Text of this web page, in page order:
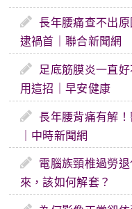
長年腰痛查不出
逮禍首｜聯合新聞網
足底筋膜炎一直
用這招｜早安健康
長年腰背痛有解
｜中時新聞網
電腦族頸椎過勞
來，該如何解套？